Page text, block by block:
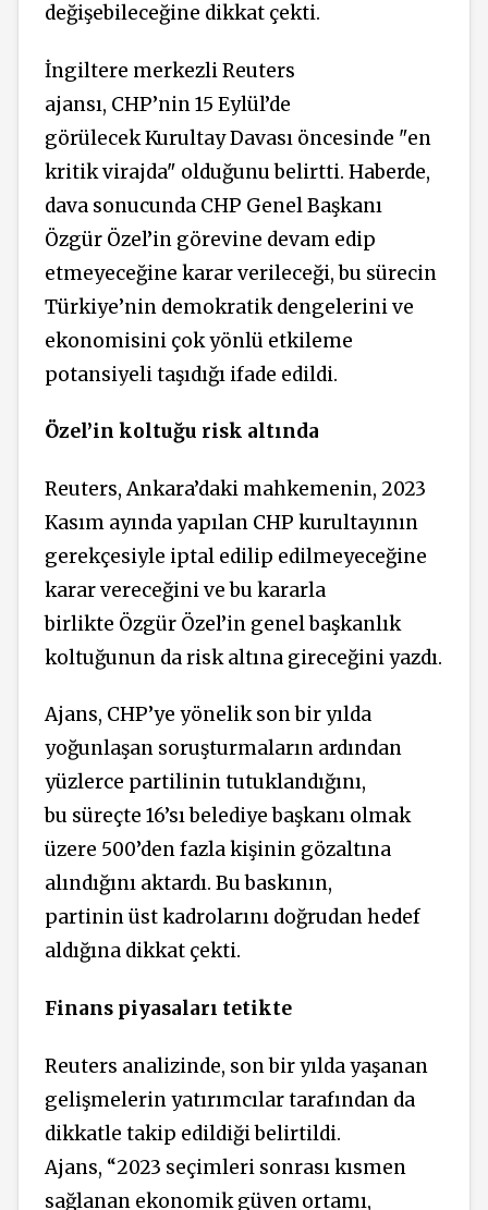
değişebileceğine dikkat çekti.
İngiltere merkezli Reuters
ajansı, CHP’nin 15 Eylül’de
görülecek Kurultay Davası öncesinde "en
kritik virajda" olduğunu belirtti. Haberde,
dava sonucunda CHP Genel Başkanı
Özgür Özel’in görevine devam edip
etmeyeceğine karar verileceği, bu sürecin
Türkiye’nin demokratik dengelerini ve
ekonomisini çok yönlü etkileme
potansiyeli taşıdığı ifade edildi.
Özel’in koltuğu risk altında
Reuters, Ankara’daki mahkemenin, 2023
Kasım ayında yapılan CHP kurultayının
gerekçesiyle iptal edilip edilmeyeceğine
karar vereceğini ve bu kararla
birlikte Özgür Özel’in genel başkanlık
koltuğunun da risk altına gireceğini yazdı.
Ajans, CHP’ye yönelik son bir yılda
yoğunlaşan soruşturmaların ardından
yüzlerce partilinin tutuklandığını,
bu süreçte 16’sı belediye başkanı olmak
üzere 500’den fazla kişinin gözaltına
alındığını aktardı. Bu baskının,
partinin üst kadrolarını doğrudan hedef
aldığına dikkat çekti.
Finans piyasaları tetikte
Reuters analizinde, son bir yılda yaşanan
gelişmelerin yatırımcılar tarafından da
dikkatle takip edildiği belirtildi.
Ajans, “2023 seçimleri sonrası kısmen
sağlanan ekonomik güven ortamı,